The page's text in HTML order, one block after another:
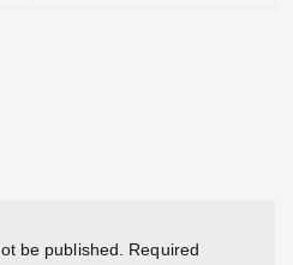
be published. Required